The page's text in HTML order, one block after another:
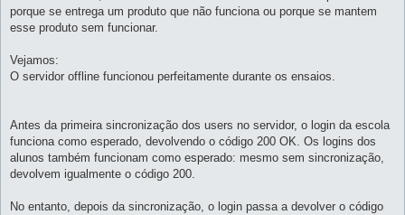
porque se entrega um produto que não funciona ou porque se mantem
esse produto sem funcionar.
Vejamos:
O servidor offline funcionou perfeitamente durante os ensaios.
Antes da primeira sincronização dos users no servidor, o login da escola
funciona como esperado, devolvendo o código 200 OK. Os logins dos
alunos também funcionam como esperado: mesmo sem sincronização,
devolvem igualmente o código 200.
No entanto, depois da sincronização, o login passa a devolver o código